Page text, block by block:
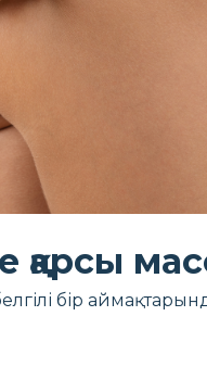
қарсы
бір